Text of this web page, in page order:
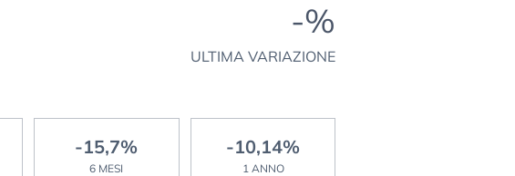
-%
ULTIMA VARIAZIONE
-15,7%
6 MESI
-10,14%
1 ANNO